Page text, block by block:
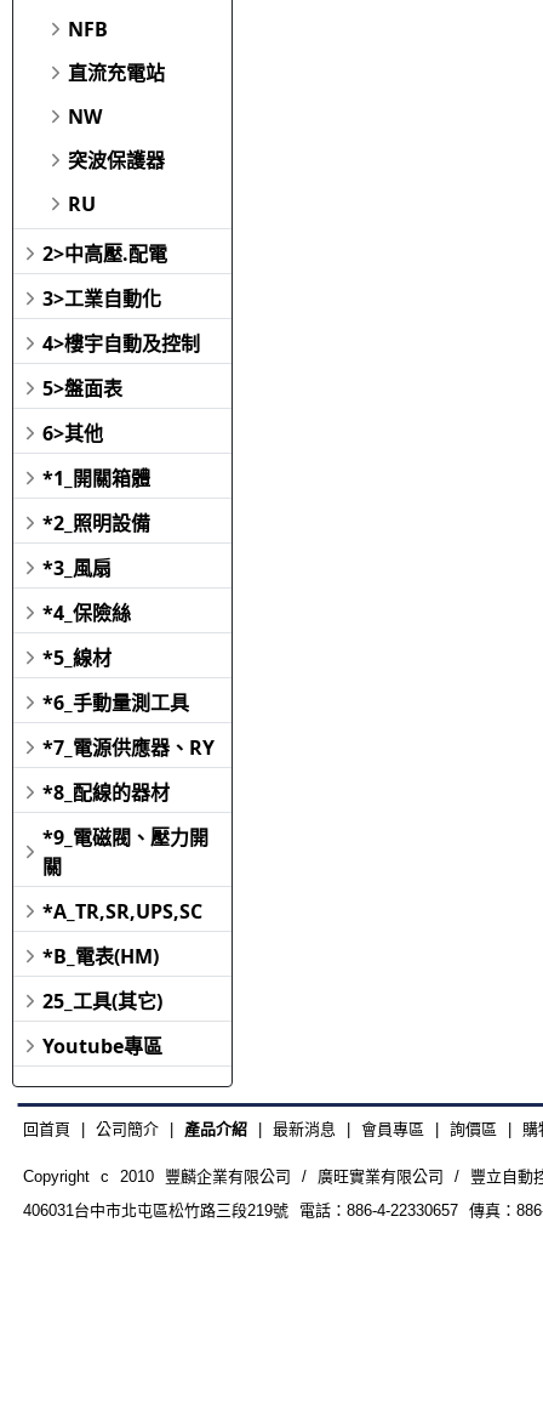
NFB
直流充電站
NW
突波保護器
RU
2>中高壓.配電
3>工業自動化
4>樓宇自動及控制
5>盤面表
6>其他
*1_開關箱體
*2_照明設備
*3_風扇
*4_保險絲
*5_線材
*6_手動量測工具
*7_電源供應器、RY
*8_配線的器材
*9_電磁閥、壓力開
關
*A_TR,SR,UPS,SC
*B_電表(HM)
25_工具(其它)
Youtube專區
回首頁 公司簡介| 產品介紹| 最新消息 會員專區 詢價區 購
Copyright c 2010 豐麟企業有限公司 / 廣旺實業有限公司 / 豐立自動
406031台中市北屯區松竹路三段219號 電話：886-4-22330657 傳真：